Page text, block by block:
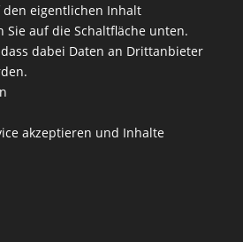
den eigentlichen Inhalt
Sie auf die Schaltfläche unten.
dabei Daten an Drittanbieter
akzeptieren und Inhalte